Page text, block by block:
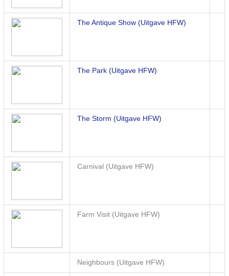
The Antique Show (Uitgave HFW)
The Park (Uitgave HFW)
The Storm (Uitgave HFW)
Carnival (Uitgave HFW)
Farm Visit (Uitgave HFW)
Neighbours (Uitgave HFW)